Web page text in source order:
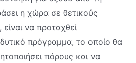
η χώρα σε θετικούς
να προταχθεί
πρόγραμμα, το οποίο θα
πόρους και να